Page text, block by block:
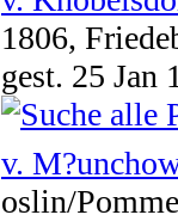
1806,
gest. 25 Jan
v.
oslin/